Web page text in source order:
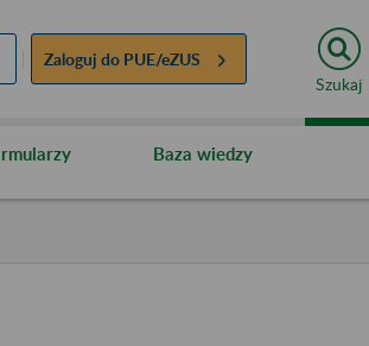
Zaloguj do PUE/eZUS
Szukaj
Baza wiedzy